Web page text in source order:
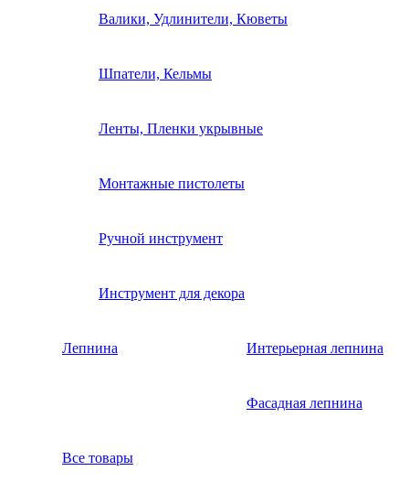
Валики, Удлинители, Кюветы
Шпатели, Кельмы
Ленты, Пленки укрывные
Монтажные пистолеты
Ручной инструмент
Инструмент для декора
Лепнина Интерьерная лепнина
Фасадная лепнина
Все товары